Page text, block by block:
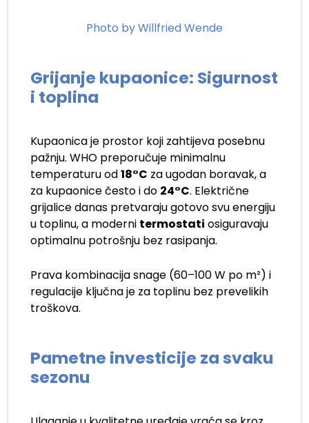
Photo by Willfried Wende
Grijanje kupaonice: Sigurnost
i toplina
Kupaonica je prostor koji zahtijeva posebnu
pažnju. WHO preporučuje minimalnu
temperaturu od18°C za ugodan boravak, a
za kupaonice često i do 24°C. Električne
grijalice danas pretvaraju gotovo svu energiju
u toplinu, a moderni termostati osiguravaju
optimalnu potrošnju bez rasipanja.
Prava kombinacija snage (60–100 W po m²) i
regulacije ključna je za toplinu bez prevelikih
troškova.
Pametne investicije za svaku
sezonu